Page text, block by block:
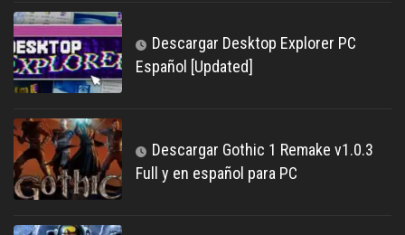
Descargar Desktop Explorer PC
Español [Updated]
Descargar Gothic 1 Remake v1.0.3
Full y en español para PC